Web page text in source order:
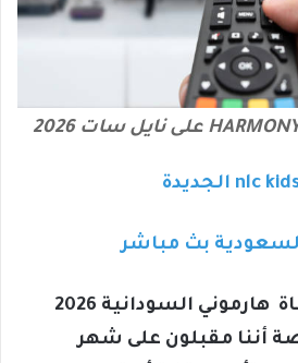
السعودية بث مباشر
يبدو أن عودة تردد قناة هارموني السودانية 2026
أننا مقبلون على شهر